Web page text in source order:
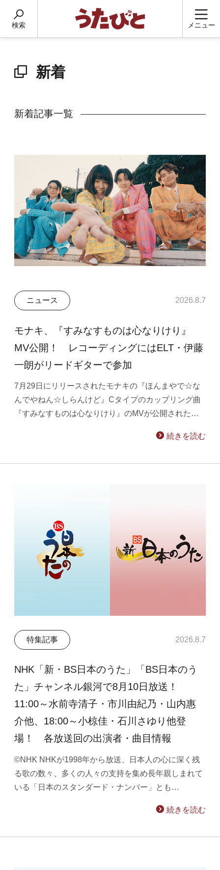
検索 メニュー
新着
新着記事一覧
ニュース 2026.8.7
モナキ、『すみなすものは心なりけり』
MV公開！ レコーディングにはELT・伊藤
一朗がリードギターで参加
7月29日にリリースされたモナキの『ほんまやで☆な
んでやねん☆しらんけど』Cタイプのカップリング曲
『すみなすものは心なりけり』のMVが公開された…
続きを読む
特集記事 2026.8.7
NHK「新・BS日本のうた」「BS日本のう
た」チャンネル銀河で8月10日放送！
11:00～水前寺清子・市川由紀乃・山内惠
介他、18:00～小椋佳・石川さゆり他登
場！ 各放送回の出演者・曲目情報
©NHK NHKが1998年から放送、日本人の心に深く残
る歌の数々、多くの人々の支持を集め長年親しまれて
いる「日本のスタンダード・ナンバー」とも…
続きを読む